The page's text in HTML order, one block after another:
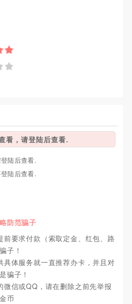
看，请登陆后查看.
陆后查看.
陆后查看.
防范骗子
前要求付款（索取定金、红包、路
子！
具体服务就一直推荐办卡，并且对
骗子！
微信或QQ，请在删除之前先举报
币